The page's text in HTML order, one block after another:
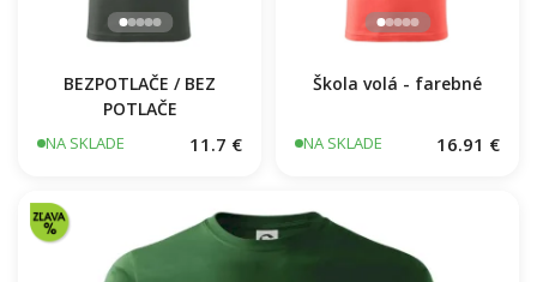
BEZPOTLAČE / BEZ
POTLAČE
NA SKLADE 11.7 €
Škola volá - farebné
NA SKLADE 16.91 €